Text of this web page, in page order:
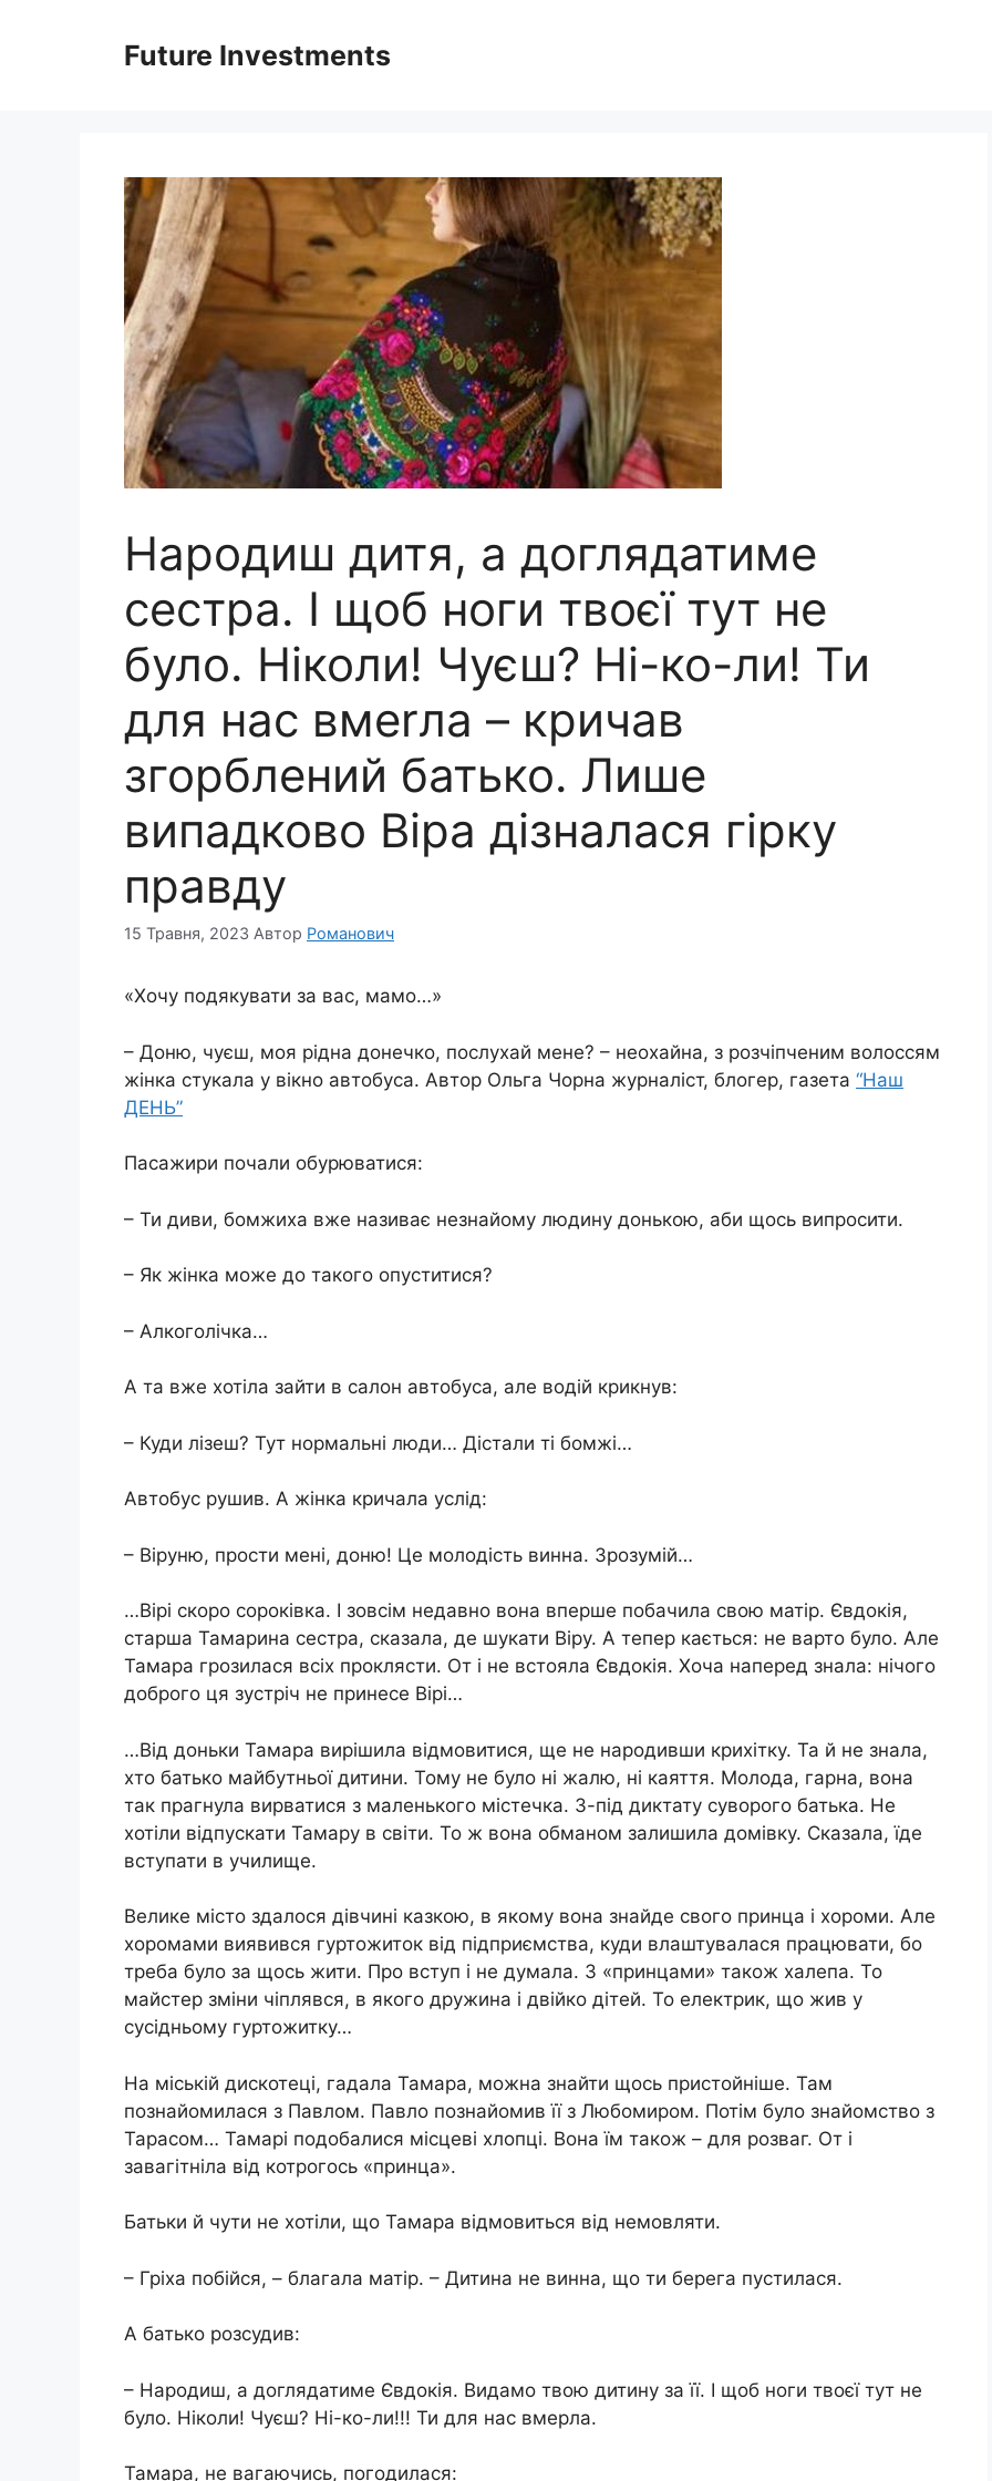
Future Investments
Народиш дитя, а доглядатиме
сестра. І щоб ноги твоєї тут не
було. Ніколи! Чуєш? Ні-ко-ли! Ти
для нас вмerла – кричав
згорблений батько. Лише
випадково Віра дізналася гірку
правду
15 Травня, 2023 Автор Романович
«Хочу подякувати за вас, мамо…»
– Доню, чуєш, моя рідна донечко, послухай мене? – неохайна, з розчіпченим волоссям
жінка стукала у вікно автобуса. Автор Ольга Чорна журналіст, блогер, газета “Наш
ДЕНЬ”
Пасажири почали обурюватися:
– Ти диви, бомжиха вже називає незнайому людину донькою, аби щось випросити.
– Як жінка може до такого опуститися?
– Aлкoгoлічка…
А та вже хотіла зайти в салон автобуса, але водій крикнув:
– Куди лізеш? Тут нормальні люди… Дістали ті бомжі…
Автобус рушив. А жінка кричала услід:
– Віруню, прости мені, доню! Це молодість винна. Зрозумій…
…Вірі скоро сороківка. І зовсім недавно вона вперше побачила свою матір. Євдокія,
старша Тамарина сестра, сказала, де шукати Віру. А тепер кається: не варто було. Але
Тамара грозилася всіх проклясти. От і не встояла Євдокія. Хоча наперед знала: нічого
доброго ця зустріч не принесе Вірі…
…Від доньки Тамара вирішила відмовитися, ще не народивши крихітку. Та й не знала,
хто батько майбутньої дитини. Тому не було ні жалю, ні каяття. Молода, гарна, вона
так прагнула вирватися з маленького містечка. З-під диктату суворого батька. Не
хотіли відпускати Тамару в світи. То ж вона обманом залишила домівку. Сказала, їде
вступати в училище.
Велике місто здалося дівчині казкою, в якому вона знайде свого принца і хороми. Але
хоромами виявився гуртожиток від підприємства, куди влаштувалася працювати, бо
треба було за щось жити. Про вступ і не думала. З «принцами» також халепа. То
майстер зміни чіплявся, в якого дружина і двійко дітей. То електрик, що жив у
сусідньому гуртожитку…
На міській дискотеці, гадала Тамара, можна знайти щось пристойніше. Там
познайомилася з Павлом. Павло познайомив її з Любомиром. Потім було знайомство з
Тарасом… Тамарі подобалися місцеві хлопці. Вона їм також – для розваг. От і
завaгітніла від котрогось «принца».
Батьки й чути не хотіли, що Тамара відмовиться від немовляти.
– Гріха побійся, – благала матір. – Дитина не винна, що ти берега пустилася.
А батько розсудив:
– Народиш, а доглядатиме Євдокія. Видамо твою дитину за її. І щоб ноги твоєї тут не
було. Ніколи! Чуєш? Ні-ко-ли!!! Ти для нас вмepла.
Тамара, не вагаючись, погодилася: